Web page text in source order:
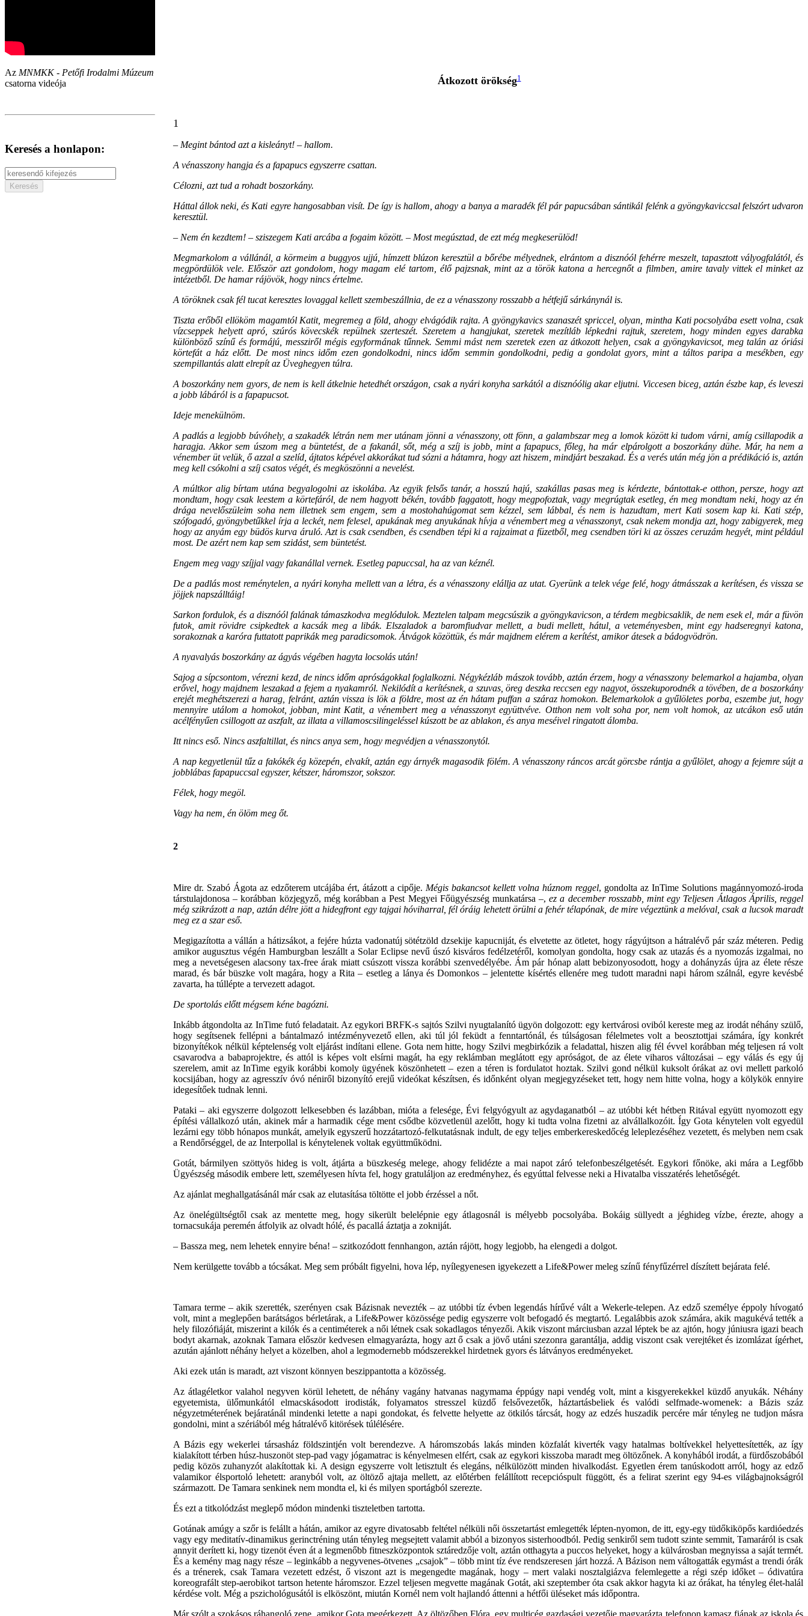
Az MNMKK - Petőfi Irodalmi Múzeum
csatorna videója
Keresés a honlapon:
Átkozott örökség1
1
– Megint bántod azt a kisleányt! – hallom.
A vénasszony hangja és a fapapucs egyszerre csattan.
Célozni, azt tud a rohadt boszorkány.
Háttal állok neki, és Kati egyre hangosabban visít. De így is hallom, ahogy a banya a maradék fél pár papucsában sántikál felénk a gyöngykaviccsal felszórt udvaron
keresztül.
– Nem én kezdtem! – sziszegem Kati arcába a fogaim között. – Most megúsztad, de ezt még megkeserülöd!
Megmarkolom a vállánál, a körmeim a buggyos ujjú, hímzett blúzon keresztül a bőrébe mélyednek, elrántom a disznóól fehérre meszelt, tapasztott vályogfalától, és
megpördülök vele. Először azt gondolom, hogy magam elé tartom, élő pajzsnak, mint az a török katona a hercegnőt a filmben, amire tavaly vittek el minket az
intézetből. De hamar rájövök, hogy nincs értelme.
A töröknek csak fél tucat keresztes lovaggal kellett szembeszállnia, de ez a vénasszony rosszabb a hétfejű sárkánynál is.
Tiszta erőből ellököm magamtól Katit, megremeg a föld, ahogy elvágódik rajta. A gyöngykavics szanaszét spriccel, olyan, mintha Kati pocsolyába esett volna, csak
vízcseppek helyett apró, szúrós kövecskék repülnek szerteszét. Szeretem a hangjukat, szeretek mezítláb lépkedni rajtuk, szeretem, hogy minden egyes darabka
különböző színű és formájú, messziről mégis egyformának tűnnek. Semmi mást nem szeretek ezen az átkozott helyen, csak a gyöngykavicsot, meg talán az óriási
körtefát a ház előtt. De most nincs időm ezen gondolkodni, nincs időm semmin gondolkodni, pedig a gondolat gyors, mint a táltos paripa a mesékben, egy
szempillantás alatt elrepít az Üveghegyen túlra.
A boszorkány nem gyors, de nem is kell átkelnie hetedhét országon, csak a nyári konyha sarkától a disznóólig akar eljutni. Viccesen biceg, aztán észbe kap, és leveszi
a jobb lábáról is a fapapucsot.
Ideje menekülnöm.
A padlás a legjobb búvóhely, a szakadék létrán nem mer utánam jönni a vénasszony, ott fönn, a galambszar meg a lomok között ki tudom várni, amíg csillapodik a
haragja. Akkor sem úszom meg a büntetést, de a fakanál, sőt, még a szíj is jobb, mint a fapapucs, főleg, ha már elpárolgott a boszorkány dühe. Már, ha nem a
vénember üt velük, ő azzal a szelíd, ájtatos képével akkorákat tud sózni a hátamra, hogy azt hiszem, mindjárt beszakad. És a verés után még jön a prédikáció is, aztán
meg kell csókolni a szíj csatos végét, és megköszönni a nevelést.
A múltkor alig bírtam utána begyalogolni az iskolába. Az egyik felsős tanár, a hosszú hajú, szakállas pasas meg is kérdezte, bántottak-e otthon, persze, hogy azt
mondtam, hogy csak leestem a körtefáról, de nem hagyott békén, tovább faggatott, hogy megpofoztak, vagy megrúgtak esetleg, én meg mondtam neki, hogy az én
drága nevelőszüleim soha nem illetnek sem engem, sem a mostohahúgomat sem kézzel, sem lábbal, és nem is hazudtam, mert Kati sosem kap ki. Kati szép,
szófogadó, gyöngybetűkkel írja a leckét, nem felesel, apukának meg anyukának hívja a vénembert meg a vénasszonyt, csak nekem mondja azt, hogy zabigyerek, meg
hogy az anyám egy büdös kurva áruló. Azt is csak csendben, és csendben tépi ki a rajzaimat a füzetből, meg csendben töri ki az összes ceruzám hegyét, mint például
most. De azért nem kap sem szidást, sem büntetést.
Engem meg vagy szíjjal vagy fakanállal vernek. Esetleg papuccsal, ha az van kéznél.
De a padlás most reménytelen, a nyári konyha mellett van a létra, és a vénasszony elállja az utat. Gyerünk a telek vége felé, hogy átmásszak a kerítésen, és vissza se
jöjjek napszálltáig!
Sarkon fordulok, és a disznóól falának támaszkodva meglódulok. Meztelen talpam megcsúszik a gyöngykavicson, a térdem megbicsaklik, de nem esek el, már a füvön
futok, amit rövidre csipkedtek a kacsák meg a libák. Elszaladok a baromfiudvar mellett, a budi mellett, hátul, a veteményesben, mint egy hadseregnyi katona,
sorakoznak a karóra futtatott paprikák meg paradicsomok. Átvágok közöttük, és már majdnem elérem a kerítést, amikor átesek a bádogvödrön.
A nyavalyás boszorkány az ágyás végében hagyta locsolás után!
Sajog a sípcsontom, vérezni kezd, de nincs időm apróságokkal foglalkozni. Négykézláb mászok tovább, aztán érzem, hogy a vénasszony belemarkol a hajamba, olyan
erővel, hogy majdnem leszakad a fejem a nyakamról. Nekilódít a kerítésnek, a szuvas, öreg deszka reccsen egy nagyot, összekuporodnék a tövében, de a boszorkány
erejét meghétszerezi a harag, felránt, aztán vissza is lök a földre, most az én hátam puffan a száraz homokon. Belemarkolok a gyűlöletes porba, eszembe jut, hogy
mennyire utálom a homokot, jobban, mint Katit, a vénembert meg a vénasszonyt együttvéve. Otthon nem volt soha por, nem volt homok, az utcákon eső után
acélfényűen csillogott az aszfalt, az illata a villamoscsilingeléssel kúszott be az ablakon, és anya meséivel ringatott álomba.
Itt nincs eső. Nincs aszfaltillat, és nincs anya sem, hogy megvédjen a vénasszonytól.
A nap kegyetlenül tűz a fakókék ég közepén, elvakít, aztán egy árnyék magasodik fölém. A vénasszony ráncos arcát görcsbe rántja a gyűlölet, ahogy a fejemre sújt a
jobblábas fapapuccsal egyszer, kétszer, háromszor, sokszor.
Félek, hogy megöl.
Vagy ha nem, én ölöm meg őt.
2
Mire dr. Szabó Ágota az edzőterem utcájába ért, átázott a cipője. Mégis bakancsot kellett volna húznom reggel, gondolta az InTime Solutions magánnyomozó-iroda
társtulajdonosa – korábban közjegyző, még korábban a Pest Megyei Főügyészség munkatársa –,ez a december rosszabb, mint egy Teljesen Átlagos Április, reggel
még szikrázott a nap, aztán délre jött a hidegfront egy tajgai hóviharral, fél óráig lehetett örülni a fehér télapónak, de mire végeztünk a melóval, csak a lucsok maradt
meg ez a szar eső.
Megigazította a vállán a hátizsákot, a fejére húzta vadonatúj sötétzöld dzsekije kapucniját, és elvetette az ötletet, hogy rágyújtson a hátralévő pár száz méteren. Pedig
amikor augusztus végén Hamburgban leszállt a Solar Eclipse nevű úszó kisváros fedélzetéről, komolyan gondolta, hogy csak az utazás és a nyomozás izgalmai, no
meg a nevetségesen alacsony tax-free árak miatt csúszott vissza korábbi szenvedélyébe. Ám pár hónap alatt bebizonyosodott, hogy a dohányzás újra az élete része
marad, és bár büszke volt magára, hogy a Rita – esetleg a lánya és Domonkos – jelentette kísértés ellenére meg tudott maradni napi három szálnál, egyre kevésbé
zavarta, ha túllépte a tervezett adagot.
De sportolás előtt mégsem kéne bagózni.
Inkább átgondolta az InTime futó feladatait. Az egykori BRFK-s sajtós Szilvi nyugtalanító ügyön dolgozott: egy kertvárosi oviból kereste meg az irodát néhány szülő,
hogy segítsenek fellépni a bántalmazó intézményvezető ellen, aki túl jól feküdt a fenntartónál, és túlságosan félelmetes volt a beosztottjai számára, így konkrét
bizonyítékok nélkül képtelenség volt eljárást indítani ellene. Gota nem hitte, hogy Szilvi megbirkózik a feladattal, hiszen alig fél évvel korábban még teljesen rá volt
csavarodva a babaprojektre, és attól is képes volt elsírni magát, ha egy reklámban meglátott egy apróságot, de az élete viharos változásai – egy válás és egy új
szerelem, amit az InTime egyik korábbi komoly ügyének köszönhetett – ezen a téren is fordulatot hoztak. Szilvi gond nélkül kuksolt órákat az ovi mellett parkoló
kocsijában, hogy az agresszív óvó néniről bizonyító erejű videókat készítsen, és időnként olyan megjegyzéseket tett, hogy nem hitte volna, hogy a kölykök ennyire
idegesítőek tudnak lenni.
Pataki – aki egyszerre dolgozott lelkesebben és lazábban, mióta a felesége, Évi felgyógyult az agydaganatból ‒ az utóbbi két hétben Ritával együtt nyomozott egy
építési vállalkozó után, akinek már a harmadik cége ment csődbe közvetlenül azelőtt, hogy ki tudta volna fizetni az alvállalkozóit. Így Gota kénytelen volt egyedül
lezárni egy több hónapos munkát, amelyik egyszerű hozzátartozó-felkutatásnak indult, de egy teljes emberkereskedőcég leleplezéséhez vezetett, és melyben nem csak
a Rendőrséggel, de az Interpollal is kénytelenek voltak együttműködni.
Gotát, bármilyen szöttyös hideg is volt, átjárta a büszkeség melege, ahogy felidézte a mai napot záró telefonbeszélgetését. Egykori főnöke, aki mára a Legfőbb
Ügyészség második embere lett, személyesen hívta fel, hogy gratuláljon az eredményhez, és egyúttal felvesse neki a Hivatalba visszatérés lehetőségét.
Az ajánlat meghallgatásánál már csak az elutasítása töltötte el jobb érzéssel a nőt.
Az önelégültségtől csak az mentette meg, hogy sikerült belelépnie egy átlagosnál is mélyebb pocsolyába. Bokáig süllyedt a jéghideg vízbe, érezte, ahogy a
tornacsukája peremén átfolyik az olvadt hólé, és pacallá áztatja a zokniját.
– Bassza meg, nem lehetek ennyire béna! – szitkozódott fennhangon, aztán rájött, hogy legjobb, ha elengedi a dolgot.
Nem kerülgette tovább a tócsákat. Meg sem próbált figyelni, hova lép, nyílegyenesen igyekezett a Life&Power meleg színű fényfűzérrel díszített bejárata felé.
Tamara terme – akik szerették, szerényen csak Bázisnak nevezték – az utóbbi tíz évben legendás hírűvé vált a Wekerle-telepen. Az edző személye éppoly hívogató
volt, mint a meglepően barátságos bérletárak, a Life&Power közössége pedig egyszerre volt befogadó és megtartó. Legalábbis azok számára, akik magukévá tették a
hely filozófiáját, miszerint a kilók és a centiméterek a női létnek csak sokadlagos tényezői. Akik viszont márciusban azzal léptek be az ajtón, hogy júniusra igazi beach
bodyt akarnak, azoknak Tamara először kedvesen elmagyarázta, hogy azt ő csak a jövő utáni szezonra garantálja, addig viszont csak verejtéket és izomlázat ígérhet,
azután ajánlott néhány helyet a közelben, ahol a legmodernebb módszerekkel hirdetnek gyors és látványos eredményeket.
Aki ezek után is maradt, azt viszont könnyen beszippantotta a közösség.
Az átlagéletkor valahol negyven körül lehetett, de néhány vagány hatvanas nagymama éppúgy napi vendég volt, mint a kisgyerekekkel küzdő anyukák. Néhány
egyetemista, ülőmunkától elmacskásodott irodisták, folyamatos stresszel küzdő felsővezetők, háztartásbeliek és valódi selfmade-womenek: a Bázis száz
négyzetméterének bejáratánál mindenki letette a napi gondokat, és felvette helyette az ötkilós tárcsát, hogy az edzés huszadik percére már tényleg ne tudjon másra
gondolni, mint a szériából még hátralévő kitörések túlélésére.
A Bázis egy wekerlei társasház földszintjén volt berendezve. A háromszobás lakás minden közfalát kiverték vagy hatalmas boltívekkel helyettesítették, az így
kialakított térben húsz-huszonöt step-pad vagy jógamatrac is kényelmesen elfért, csak az egykori kisszoba maradt meg öltözőnek. A konyhából irodát, a fürdőszobából
pedig közös zuhanyzót alakítottak ki. A design egyszerre volt letisztult és elegáns, nélkülözött minden hivalkodást. Egyetlen érem tanúskodott arról, hogy az edző
valamikor élsportoló lehetett: aranyból volt, az öltöző ajtaja mellett, az előtérben felállított recepcióspult függött, és a felirat szerint egy 94-es világbajnokságról
származott. De Tamara senkinek nem mondta el, ki és milyen sportágból szerezte.
És ezt a titkolódzást meglepő módon mindenki tiszteletben tartotta.
Gotának amúgy a szőr is felállt a hátán, amikor az egyre divatosabb feltétel nélküli női összetartást emlegették lépten-nyomon, de itt, egy-egy tüdőkiköpős kardióedzés
vagy egy meditatív-dinamikus gerinctréning után tényleg megsejtett valamit abból a bizonyos sisterhoodból. Pedig senkiről sem tudott szinte semmit, Tamaráról is csak
annyit derített ki, hogy tizenöt éven át a legmenőbb fitneszközpontok sztáredzője volt, aztán otthagyta a puccos helyeket, hogy a külvárosban megnyissa a saját termét.
És a kemény mag nagy része – leginkább a negyvenes-ötvenes „csajok” – több mint tíz éve rendszeresen járt hozzá. A Bázison nem váltogatták egymást a trendi órák
és a trénerek, csak Tamara vezetett edzést, ő viszont azt is megengedte magának, hogy – mert valaki nosztalgiázva felemlegette a régi szép időket – ódivatúra
koreografált step-aerobikot tartson hetente háromszor. Ezzel teljesen megvette magának Gotát, aki szeptember óta csak akkor hagyta ki az órákat, ha tényleg élet-halál
kérdése volt. Még a pszichológusától is elköszönt, miután Kornél nem volt hajlandó áttenni a hétfői üléseket más időpontra.
Már szólt a szokásos ráhangoló zene, amikor Gota megérkezett. Az öltözőben Flóra, egy multicég gazdasági vezetője magyarázta telefonon kamasz fiának az iskola és